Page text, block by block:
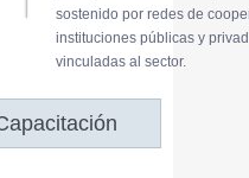
sostenido por redes de
instituciones públicas y
vinculadas al sector.